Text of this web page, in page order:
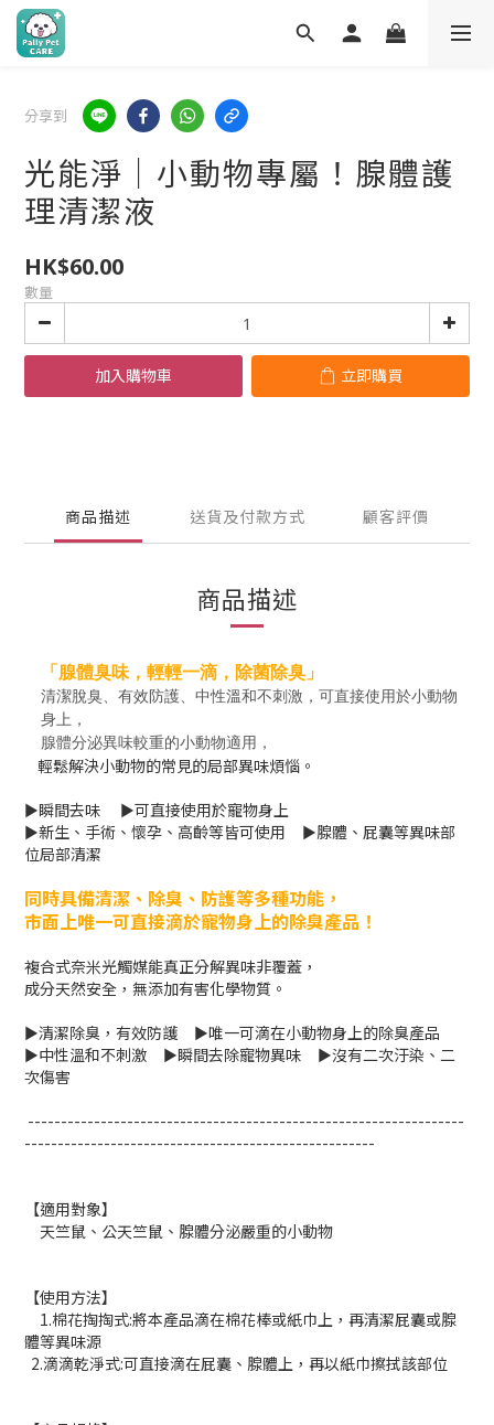
分享到
光能淨｜小動物專屬！腺體護
理清潔液
HK$60.00
數量
加入購物車 立即購買
商品描述 送貨及付款方式 顧客評價
商品描述
「腺體臭味，輕輕一滴，除菌除臭」
清潔脫臭、有效防護、中性溫和不刺激，可直接使用於小動物
身上，
腺體分泌異味較重的小動物適用，
輕鬆解決小動物的常見的局部異味煩惱。
​►瞬間去味 ​ ​►可直接使用於寵物身上
​►新生、手術、懷孕、高齡等皆可使用 ​►腺體、屁囊等異味部
位局部清潔
同時具備清潔、除臭、防護等多種功能，
市面上唯一可直接滴於寵物身上的除臭產品 ！
複合式奈米光觸媒能真正分解異味非覆蓋，
成分天然安全，無添加有害化學物質。
​►清潔除臭，有效防護 ►唯一可滴在小動物身上的除臭產品
►中性溫和不刺激 ►瞬間去除寵物異味 ►沒有二次汙染、二
次傷害
------------------------------------------------------------------
-----------------------------------------------------
【適用對象】
天竺鼠、公天竺鼠、腺體分泌嚴重的小動物
【使用方法】
1.棉花掏掏式:將本產品滴在棉花棒或紙巾上，再清潔屁囊或腺
體等異味源
2.滴滴乾淨式:可直接滴在屁囊、腺體上，再以紙巾擦拭該部位